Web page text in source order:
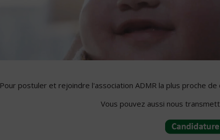
Pour postuler et rejoindre l'association ADMR la plus proche
Vous pouvez aussi nous